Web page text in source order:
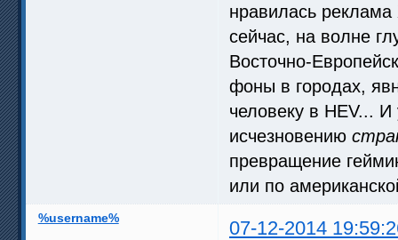
нравилась
сейчас, на волне
Восточно-
фоны в городах,
человеку в HEV...
исчезновению
превращение
или по
%username% 07-12-2014